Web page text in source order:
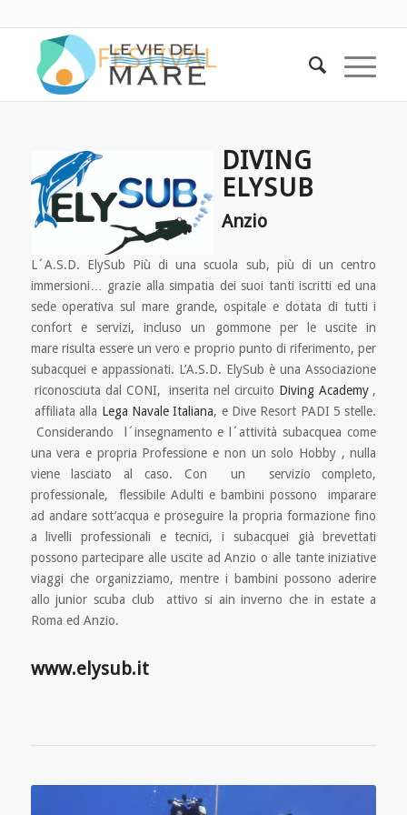
DIVING
ELYSUB
Anzio
L´A.S.D. ElySub Più di una scuola sub, più di un centro
immersioni… grazie alla simpatia dei suoi tanti iscritti ed una
sede operativa sul mare grande, ospitale e dotata di tutti i
confort e servizi, incluso un gommone per le uscite in
mare risulta essere un vero e proprio punto di riferimento, per
subacquei e appassionati. L’A.S.D. ElySub è una Associazione
riconosciuta dal CONI, inserita nel circuito Diving Academy,
affiliata alla Lega Navale Italiana, e Dive Resort PADI 5 stelle.
Considerando l´insegnamento e l´attività subacquea come
una vera e propria Professione e non un solo Hobby , nulla
viene lasciato al caso. Con un servizio completo,
professionale, flessibile Adulti e bambini possono imparare
ad andare sott’acqua e proseguire la propria formazione fino
a livelli professionali e tecnici, i subacquei già brevettati
possono partecipare alle uscite ad Anzio o alle tante iniziative
viaggi che organizziamo, mentre i bambini possono aderire
allo junior scuba club attivo si ain inverno che in estate a
Roma ed Anzio.
www.elysub.it